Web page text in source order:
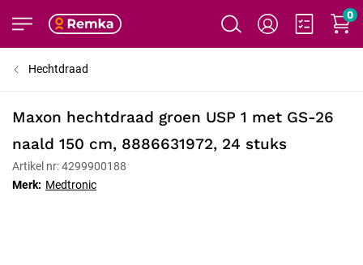
0
Hechtdraad
Maxon hechtdraad groen USP 1 met GS-26
naald 150 cm, 8886631972, 24 stuks
Artikel nr: 4299900188
Merk: Medtronic